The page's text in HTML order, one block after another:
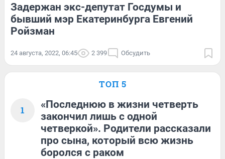
Задержан экс-депутат Госдумы и
бывший мэр Екатеринбурга Евгений
Ройзман
24 августа, 2022, 06:45 2 399 Обсудить
ТОП 5
1
«Последнюю в жизни четверть
закончил лишь с одной
четверкой». Родители рассказали
про сына, который всю жизнь
боролся с раком